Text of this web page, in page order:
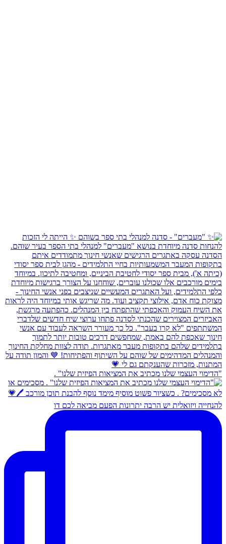
"הדימוי העצמי שלנו מכתיב את המציאות הפיזית שלנו" .
להנחייה ויזואלית יש הרבה יתרונות הפעם מביאה לכם דו